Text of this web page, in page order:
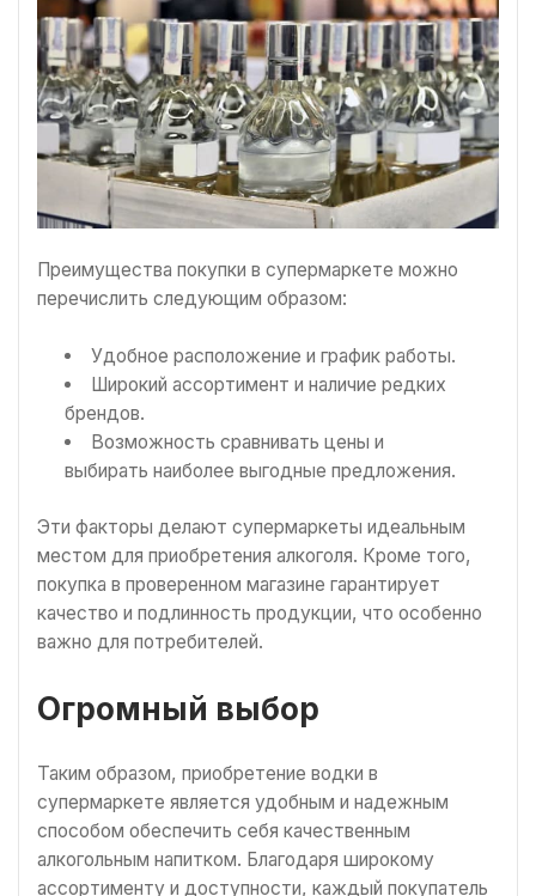
Преимущества покупки в супермаркете можно
перечислить следующим образом:
Удобное расположение и график работы.
Широкий ассортимент и наличие редких
брендов.
Возможность сравнивать цены и
выбирать наиболее выгодные предложения.
Эти факторы делают супермаркеты идеальным
местом для приобретения алкоголя. Кроме того,
покупка в проверенном магазине гарантирует
качество и подлинность продукции, что особенно
важно для потребителей.
Огромный выбор
Таким образом, приобретение водки в
супермаркете является удобным и надежным
способом обеспечить себя качественным
алкогольным напитком. Благодаря широкому
ассортименту и доступности, каждый покупатель